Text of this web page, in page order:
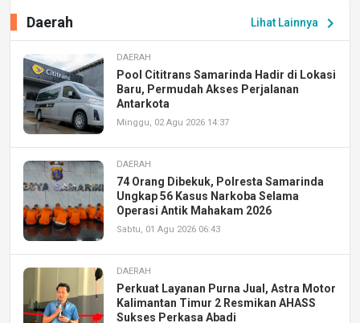
Lihat Lainnya chevron_right
Daerah
DAERAH
Pool Cititrans Samarinda Hadir di Lokasi
Baru, Permudah Akses Perjalanan
Antarkota
Minggu, 02 Agu 2026 14:37
DAERAH
74 Orang Dibekuk, Polresta Samarinda
Ungkap 56 Kasus Narkoba Selama
Operasi Antik Mahakam 2026
Sabtu, 01 Agu 2026 06:43
DAERAH
Perkuat Layanan Purna Jual, Astra Motor
Kalimantan Timur 2 Resmikan AHASS
Sukses Perkasa Abadi